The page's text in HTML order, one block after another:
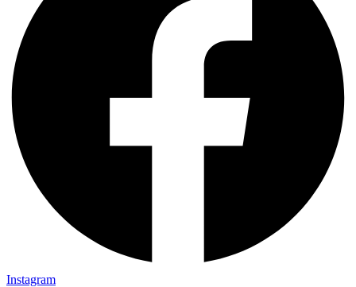
Instagram